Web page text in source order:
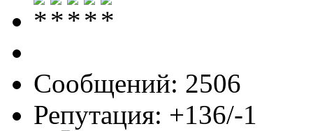
Сообщений: 2506
Репутация: +136/-1